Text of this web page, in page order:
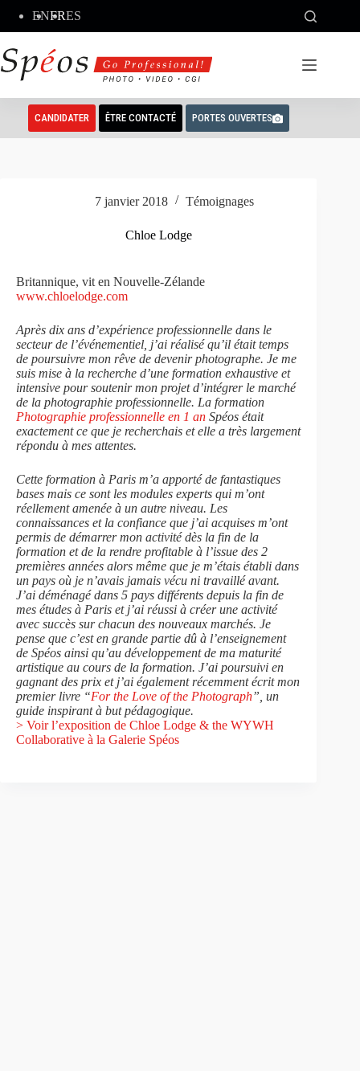
contenu
ENFRES
CANDIDATER ÊTRE CONTACTÉ PORTES OUVERTES
7 janvier 2018 Témoignages
Chloe Lodge
Britannique, vit en Nouvelle-Zélande
www.chloelodge.com
Après dix ans d’expérience professionnelle dans le
secteur de l’événementiel, j’ai réalisé qu’il était temps
de poursuivre mon rêve de devenir photographe. Je me
suis mise à la recherche d’une formation exhaustive et
intensive pour soutenir mon projet d’intégrer le marché
de la photographie professionnelle. La formation
Photographie professionnelle en 1 an Spéos était
exactement ce que je recherchais et elle a très largement
répondu à mes attentes.
Cette formation à Paris m’a apporté de fantastiques
bases mais ce sont les modules experts qui m’ont
réellement amenée à un autre niveau. Les
connaissances et la confiance que j’ai acquises m’ont
permis de démarrer mon activité dès la fin de la
formation et de la rendre profitable à l’issue des 2
premières années alors même que je m’étais établi dans
un pays où je n’avais jamais vécu ni travaillé avant.
J’ai déménagé dans 5 pays différents depuis la fin de
mes études à Paris et j’ai réussi à créer une activité
avec succès sur chacun des nouveaux marchés. Je
pense que c’est en grande partie dû à l’enseignement
de Spéos ainsi qu’au développement de ma maturité
artistique au cours de la formation. J’ai poursuivi en
gagnant des prix et j’ai également récemment écrit mon
premier livre “For the Love of the Photograph”, un
guide inspirant à but pédagogique.
> Voir l’exposition de Chloe Lodge & the WYWH
Collaborative à la Galerie Spéos